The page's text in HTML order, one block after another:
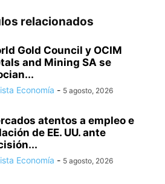
relacionados
Gold Council y OCIM
and Mining SA se
Economía - 5 agosto, 2026
atentos a empleo e
de EE. UU. ante
Economía - 5 agosto, 2026